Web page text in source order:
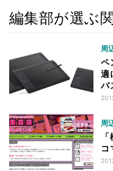
編集部が選ぶ
周
ペ
適
バ
編
周
コ